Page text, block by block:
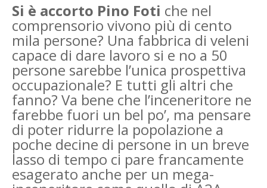
Si è accorto Pino Foti che nel
comprensorio vivono più di cento
mila persone? Una fabbrica di veleni
capace di dare lavoro si e no a 50
persone sarebbe l’unica prospettiva
occupazionale? E tutti gli altri che
fanno? Va bene che l’inceneritore ne
farebbe fuori un bel po’, ma pensare
di poter ridurre la popolazione a
poche decine di persone in un breve
lasso di tempo ci pare francamente
esagerato anche per un mega-